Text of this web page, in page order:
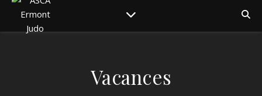
Vacances